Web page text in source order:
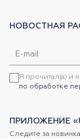
НОВОСТНАЯ
Я прочитал(а) и
по обработке
ПРИЛОЖЕНИЕ
Следите за